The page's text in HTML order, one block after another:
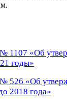
№ 1107 «Об
годы»
«Об
2018 года»